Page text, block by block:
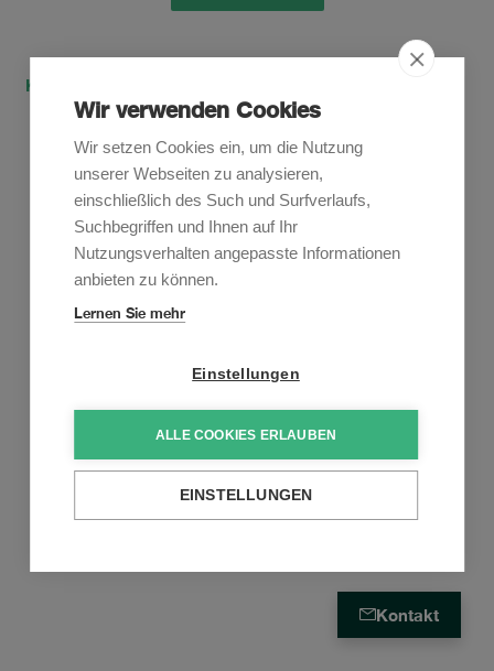
Kontakt
Cookies Policy
Datenschutzerklärung Mandatsverhältnis
Kontakt
Wir verwenden Cookies
Wir setzen Cookies ein, um die Nutzung
unserer Webseiten zu analysieren,
einschließlich des Such und Surfverlaufs,
Suchbegriffen und Ihnen auf Ihr
Nutzungsverhalten angepasste Informationen
anbieten zu können.
Lernen Sie mehr
Einstellungen
ALLE COOKIES ERLAUBEN
EINSTELLUNGEN